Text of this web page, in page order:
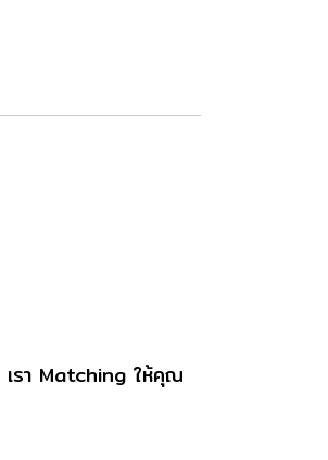
เรา Matching ให้คุณ